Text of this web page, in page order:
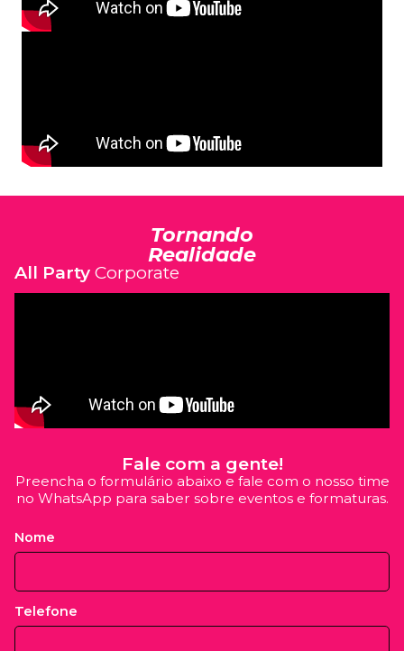
Tornando
Realidade
All Party Corporate
Fale com a gente!
Preencha o formulário abaixo e fale com o nosso time
no WhatsApp para saber sobre eventos e formaturas.
Nome
Telefone